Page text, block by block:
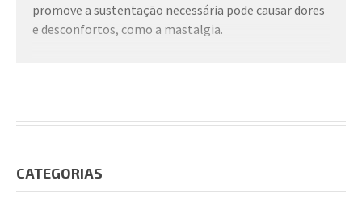
promove a sustentação necessária pode causar dores
e desconfortos, como a mastalgia.
você se sinta bem. Dê preferência a tecidos respiráveis
CATEGORIAS